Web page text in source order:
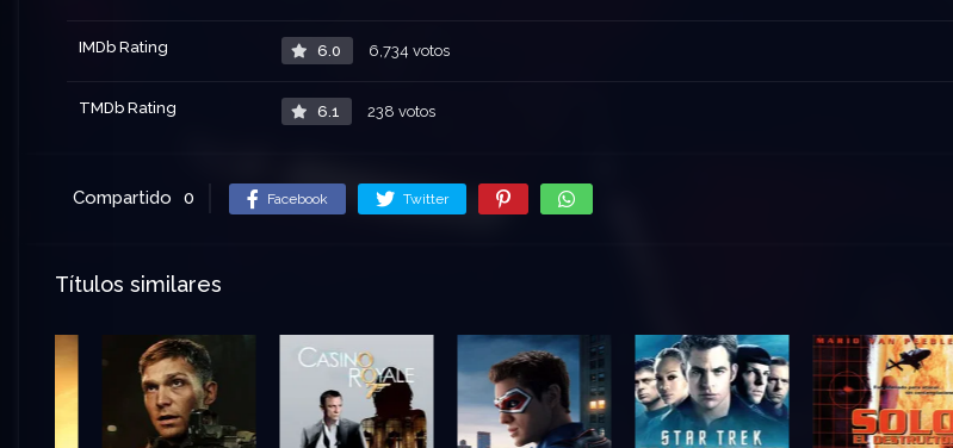
IMDb Rating 6.0 6,734 votos
TMDb Rating 6.1 238 votos
Compartido 0 Facebook Twitter
Títulos similares